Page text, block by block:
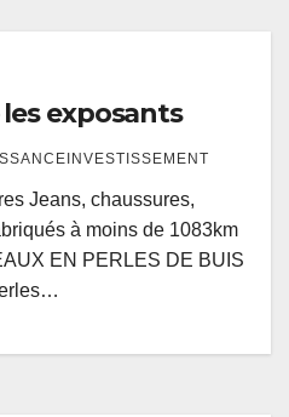
les exposants
Jeans, chaussures,
à moins de 1083km
EN PERLES DE BUIS